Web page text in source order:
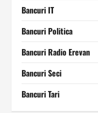
Bancuri IT
Bancuri Politica
Bancuri Radio Erevan
Bancuri Seci
Bancuri Tari